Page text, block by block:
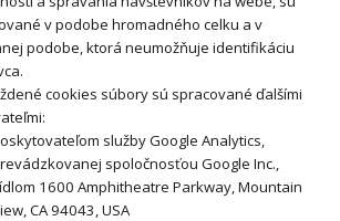
v podobe hromadného celku a v
podobe, ktorá neumožňuje identifikáciu
cookies súbory sú spracované ďalšími
služby Google Analytics,
spoločnosťou Google Inc.,
1600 Amphitheatre Parkway, Mountain
CA 94043, USA